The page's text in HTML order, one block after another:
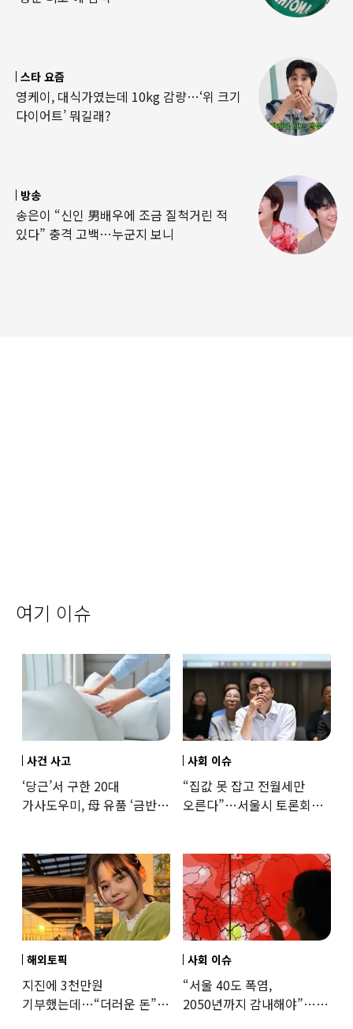
스타 요즘
영케이, 대식가였는데 10kg 감량…‘위 크기
다이어트’ 뭐길래?
방송
송은이 “신인 男배우에 조금 질척거린 적
있다” 충격 고백…누군지 보니
여기 이슈
사건 사고
‘당근’서 구한 20대
가사도우미, 母 유품 ‘금반지
사회 이슈
“집값 못 잡고 전월세만
오른다”…서울시 토론회서
해외토픽
지진에 3천만원
기부했는데…“더러운 돈”
사회 이슈
“서울 40도 폭염,
2050년까지 감내해야”…